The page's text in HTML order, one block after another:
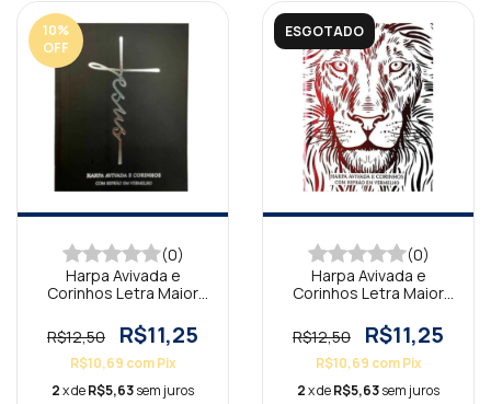
10%
OFF
(0)
Harpa Avivada e
Corinhos Letra Maior
R$12,50
R$11,25
R$10,69 com Pix
2x deR$5,63sem juros
ESGOTADO
(0)
Harpa Avivada e
Corinhos Letra Maior
R$12,50
R$11,25
R$10,69 com Pix
2x deR$5,63sem juros